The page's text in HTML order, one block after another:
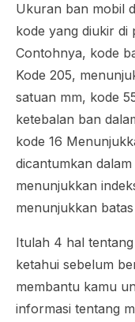
Ukuran ban mobil
kode yang diukir di
Contohnya, kode
Kode 205,
satuan mm, kode
ketebalan ban
kode 16
dicantumkan
menunjukkan
menunjukkan
Itulah 4 hal
ketahui sebelum
membantu kamu
informasi tentang